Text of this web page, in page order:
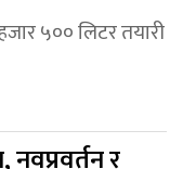
५०० लिटर तयारी
र